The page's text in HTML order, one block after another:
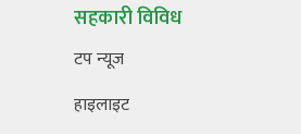
सहकारी विविध
टप न्यूज
हाइलाइट